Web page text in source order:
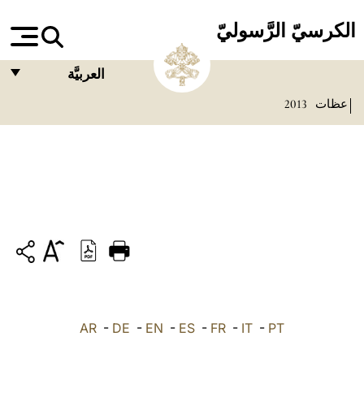
الكرسيّ الرَّسوليّ
العربيَّة
DEUTSCH
العربيّة
عظات 2013
AR - DE - EN - ES - FR - IT - PT